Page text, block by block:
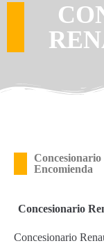
Encomienda
Concesionario
Concesionario